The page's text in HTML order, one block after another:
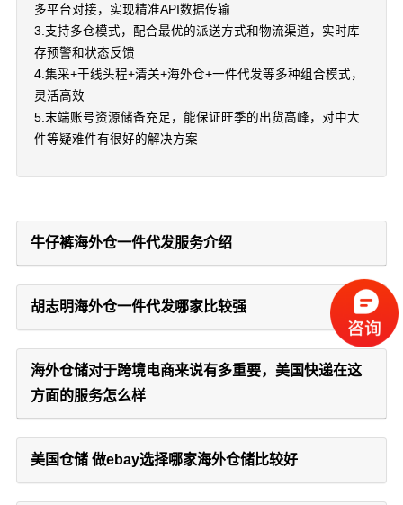
多平台对接，实现精准API数据传输
3.支持多仓模式，配合最优的派送方式和物流渠道，实时库
存预警和状态反馈
4.集采+干线头程+清关+海外仓+一件代发等多种组合模式，
灵活高效
5.末端账号资源储备充足，能保证旺季的出货高峰，对中大
件等疑难件有很好的解决方案
牛仔裤海外仓一件代发服务介绍
胡志明海外仓一件代发哪家比较强
海外仓储对于跨境电商来说有多重要，美国快递在这
方面的服务怎么样
美国仓储 做ebay选择哪家海外仓储比较好